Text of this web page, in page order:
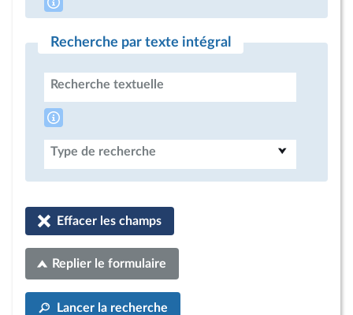
Recherche par texte intégral
Recherche textuelle
Type de recherche
Effacer les champs
Replier le formulaire
Lancer la recherche